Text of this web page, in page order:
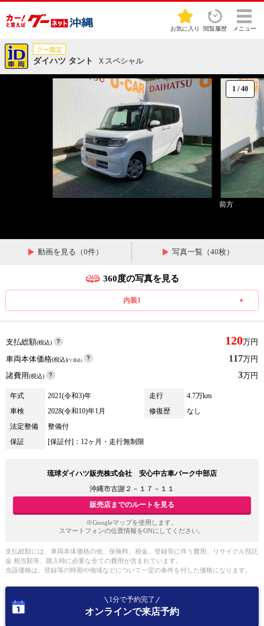
お気に入り 閲覧履歴 メニュー
グー鑑定
ダイハツ タント Ｘスペシャル
1 /40
前方
動画を見る（0件） 写真一覧（40枚）
360度の写真を見る
内装1
支払総額(税込) 120万円
車両本体価格(税込)(リ済込) 117万円
諸費用(税込) 3万円
年式 2021(令和3)年 走行
4.7万km
車検
2028(令和10)年1月 修復歴
なし
法定整備
整備付
保証
[保証付]：12ヶ月・走行無制限
琉球ダイハツ販売株式会社 安心中古車パーク中部店
沖縄市古謝２－１７－１１
販売店までのルートを見る
※Googleマップを使用します。
スマートフォンの位置情報をONにしてください。
支払総額には、車両本体価格の他、保険料、税金、登録等に伴う費用、リサイクル預託
金 相当額等、購入時に必要な全ての費用が含まれています。
当該価格は、登録等の時期や地域などについて一定の条件を付した価格になります。
1分で予約完了
オンラインで来店予約